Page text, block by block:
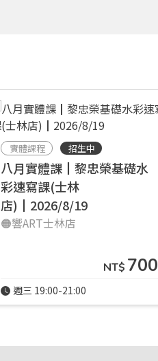
實體課程 招生中
八月實體課┃黎忠榮基礎水
彩速寫課(士林
店)┃2026/8/19
🟠響ART士林店
NT$ 700
週三 19:00-21:00